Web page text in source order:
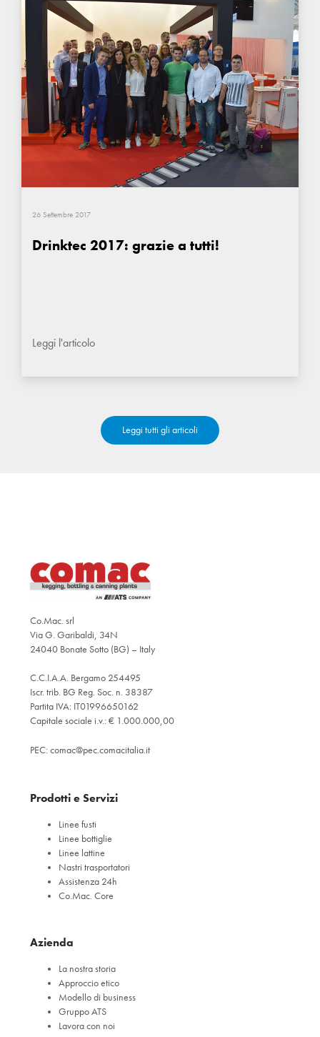
26 Settembre 2017
Drinktec 2017: grazie a tutti!
Leggi l'articolo
Leggi tutti gli articoli
Co.Mac. srl
Via G. Garibaldi, 34N
24040 Bonate Sotto (BG) – Italy
C.C.I.A.A. Bergamo 254495
Iscr. trib. BG Reg. Soc. n. 38387
Partita IVA: IT01996650162
Capitale sociale i.v.: € 1.000.000,00
PEC: comac@pec.comacitalia.it
Prodotti e Servizi
Linee fusti
Linee bottiglie
Linee lattine
Nastri trasportatori
Assistenza 24h
Co.Mac. Core
Azienda
La nostra storia
Approccio etico
Modello di business
Gruppo ATS
Lavora con noi